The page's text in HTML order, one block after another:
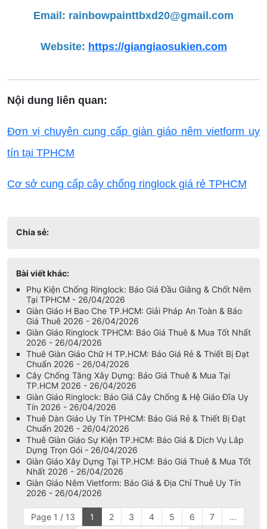
Email: rainbowpainttbxd20@gmail.com
Website: https://giangiaosukien.com
Nội dung liên quan:
Đơn vị chuyên cung cấp giàn giáo nêm vietform uy
tín tại TPHCM
Cơ sở cung cấp cây chống ringlock giá rẻ TPHCM
Chia sẻ:
Bài viết khác:
Phụ Kiện Chống Ringlock: Báo Giá Đầu Giằng & Chốt Nêm
Tại TPHCM - 26/04/2026
Giàn Giáo H Bao Che TP.HCM: Giải Pháp An Toàn & Báo
Giá Thuê 2026 - 26/04/2026
Giàn Giáo Ringlock TPHCM: Báo Giá Thuê & Mua Tốt Nhất
2026 - 26/04/2026
Thuê Giàn Giáo Chữ H TP.HCM: Báo Giá Rẻ & Thiết Bị Đạt
Chuẩn 2026 - 26/04/2026
Cây Chống Tăng Xây Dựng: Báo Giá Thuê & Mua Tại
TP.HCM 2026 - 26/04/2026
Giàn Giáo Ringlock: Báo Giá Cây Chống & Hệ Giáo Đĩa Uy
Tín 2026 - 26/04/2026
Thuê Dàn Giáo Uy Tín TPHCM: Báo Giá Rẻ & Thiết Bị Đạt
Chuẩn 2026 - 26/04/2026
Thuê Giàn Giáo Sự Kiện TP.HCM: Báo Giá & Dịch Vụ Lắp
Dựng Trọn Gói - 26/04/2026
Giàn Giáo Xây Dựng Tại TP.HCM: Báo Giá Thuê & Mua Tốt
Nhất 2026 - 26/04/2026
Giàn Giáo Nêm Vietform: Báo Giá & Địa Chỉ Thuê Uy Tín
2026 - 26/04/2026